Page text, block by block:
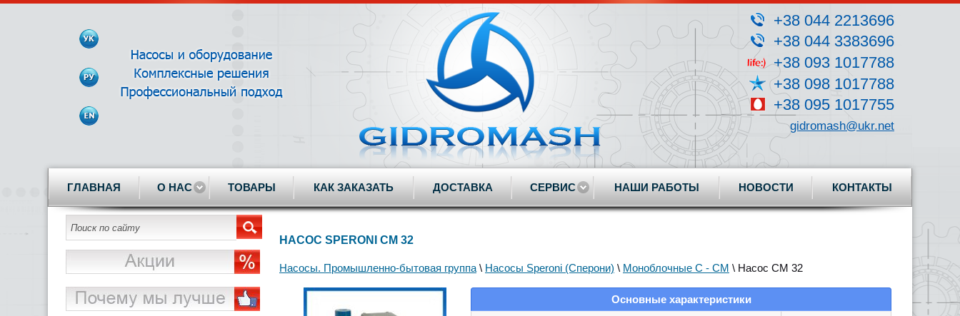
+38 044 2213696
+38 044 3383696
+38 093 1017788
+38 098 1017788
+38 095 1017755
gidromash@ukr.net
ГЛАВНАЯ О НАС ТОВАРЫ КАК ЗАКАЗАТЬ ДОСТАВКА СЕРВИС НАШИ РАБОТЫ НОВОСТИ КОНТАКТЫ
НАСОС SPERONI CM 32
Насосы. Промышленно-бытовая группа \ Насосы Speroni (Сперони) \ Моноблочные C - CM \ Насос CM 32
Основные характеристики